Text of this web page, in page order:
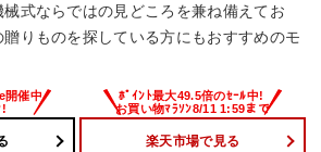
式ならではの見どころを兼ね備えてお
りものを探している方にもおすすめのモ
楽天市場で見る